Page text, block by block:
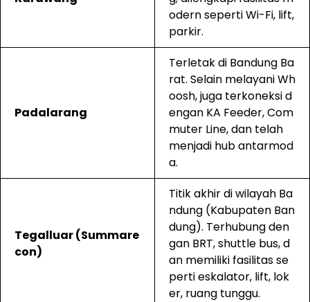
odern seperti Wi-Fi, lift,
parkir.
Padalarang
Terletak di Bandung Ba
rat. Selain melayani Wh
oosh, juga terkoneksi d
engan KA Feeder, Com
muter Line, dan telah
menjadi hub antarmod
a.
Tegalluar (Summare
con)
Titik akhir di wilayah Ba
ndung (Kabupaten Ban
dung). Terhubung den
gan BRT, shuttle bus, d
an memiliki fasilitas se
perti eskalator, lift, lok
er, ruang tunggu.